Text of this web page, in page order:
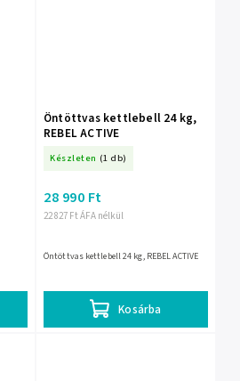
Öntöttvas kettlebell 24 kg,
REBEL ACTIVE
Készleten (1 db)
22 827 Ft ÁFA nélkül
28 990 Ft
Kosárba
Öntöttvas kettlebell 24 kg, REBEL ACTIVE